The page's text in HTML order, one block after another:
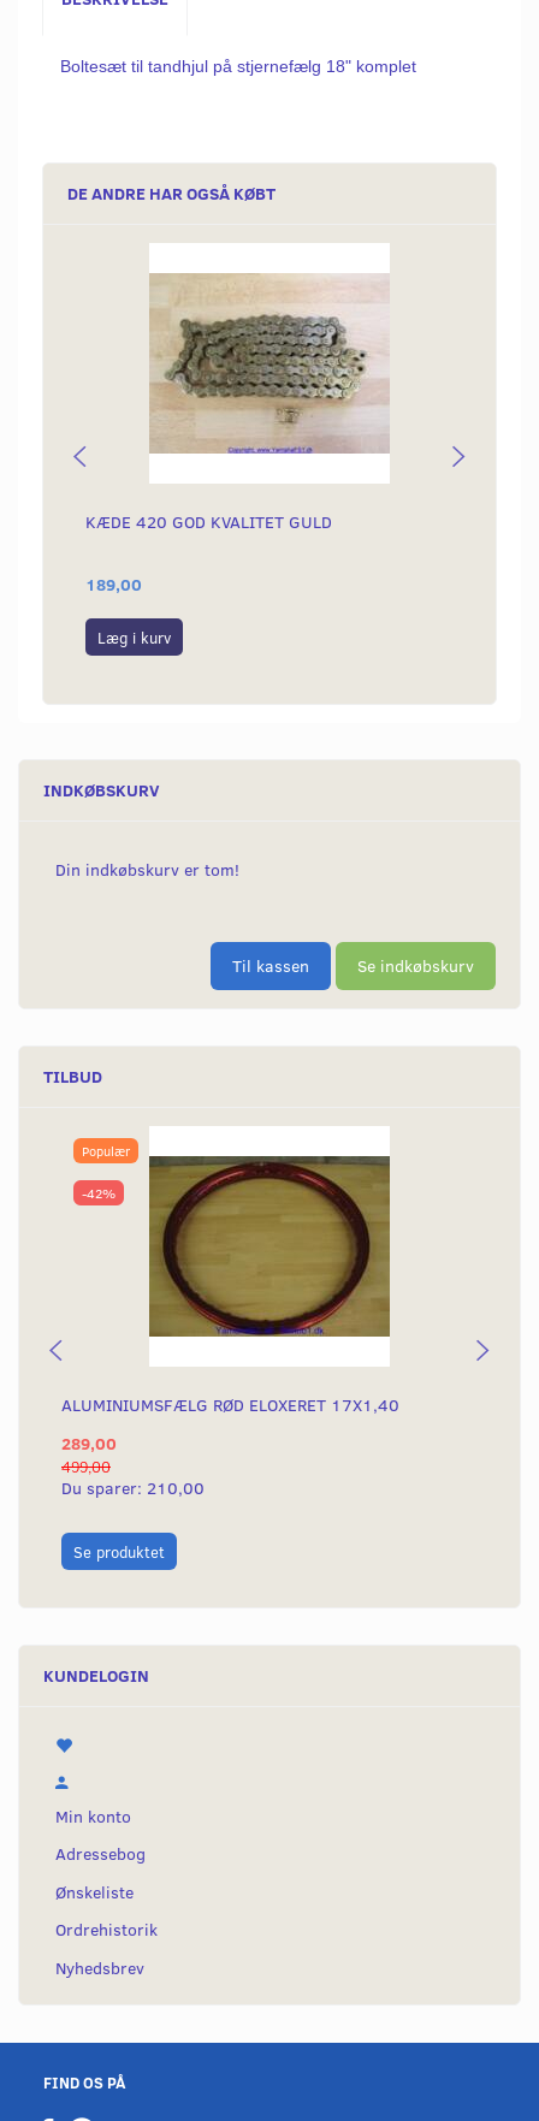
Boltesæt til tandhjul på stjernefælg 18" komplet
DE ANDRE HAR OGSÅ KØBT
KÆDE 420 GOD KVALITET GULD
189,00
Læg i kurv
INDKØBSKURV
Din indkøbskurv er tom!
Til kassen Se indkøbskurv
TILBUD
Populær
-42%
ALUMINIUMSFÆLG RØD ELOXERET 17X1,40
289,00
499,00
Du sparer: 210,00
Se produktet
KUNDELOGIN
Min konto
Adressebog
Ønskeliste
Ordrehistorik
Nyhedsbrev
FIND OS PÅ